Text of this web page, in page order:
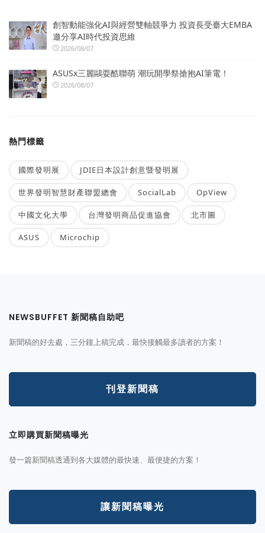
創智動能強化AI與經營雙軸競爭力 投資長受臺大EMBA
邀分享AI時代投資思維
2026/08/07
ASUSx三麗鷗耍酷聯萌 潮玩開學祭搶抱AI筆電！
2026/08/07
熱門標籤
國際發明展 JDIE日本設計創意暨發明展
世界發明智慧財產聯盟總會 SocialLab OpView
中國文化大學 台灣發明商品促進協會 北市圖
ASUS Microchip
NEWSBUFFET 新聞稿自助吧
新聞稿的好去處，三分鐘上稿完成，最快接觸最多讀者的方案！
刊登新聞稿
立即購買新聞稿曝光
發一篇新聞稿透通到各大媒體的最快速、最便捷的方案！
讓新聞稿曝光